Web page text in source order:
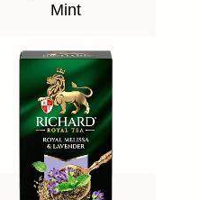
Mint